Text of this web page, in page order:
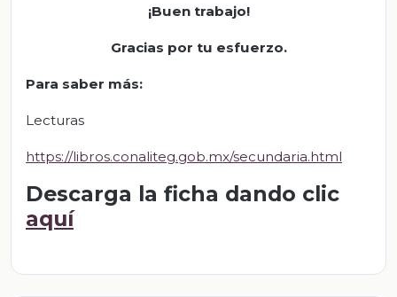
¡Buen trabajo!
Gracias por tu esfuerzo.
Para saber más:
Lecturas
https://libros.conaliteg.gob.mx/secundaria.html
Descarga la ficha dando clic
aquí